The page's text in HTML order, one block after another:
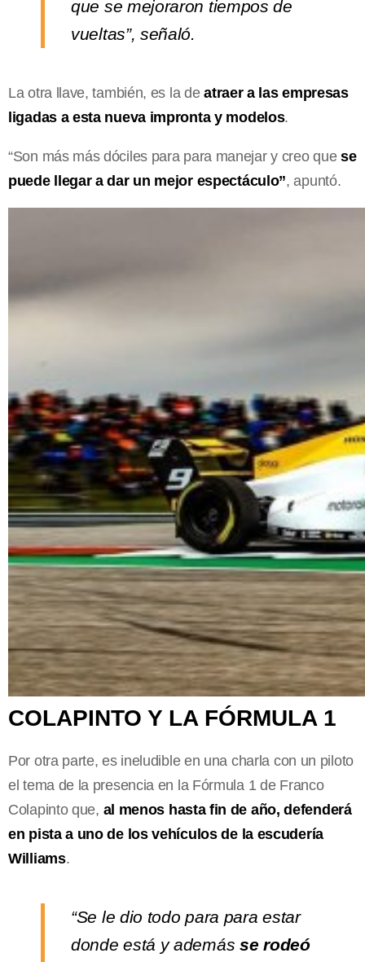
que se mejoraron tiempos de
vueltas”, señaló.
La otra llave, también, es la deatraer a las empresas
ligadas a esta nueva impronta y modelos.
“Son más más dóciles para para manejar y creo que se
puede llegar a dar un mejor espectáculo”, apuntó.
COLAPINTO Y LA FÓRMULA 1
Por otra parte, es ineludible en una charla con un piloto
el tema de la presencia en la Fórmula 1 de Franco
Colapinto que, al menos hasta fin de año, defenderá
en pista a uno de los vehículos de la escudería
Williams.
“Se le dio todo para para estar
donde está y además se rodeó